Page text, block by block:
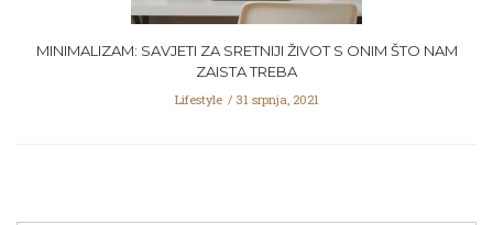
MINIMALIZAM: SAVJETI ZA SRETNIJI ŽIVOT S ONIM ŠTO NAM
ZAISTA TREBA
Lifestyle 31 srpnja, 2021